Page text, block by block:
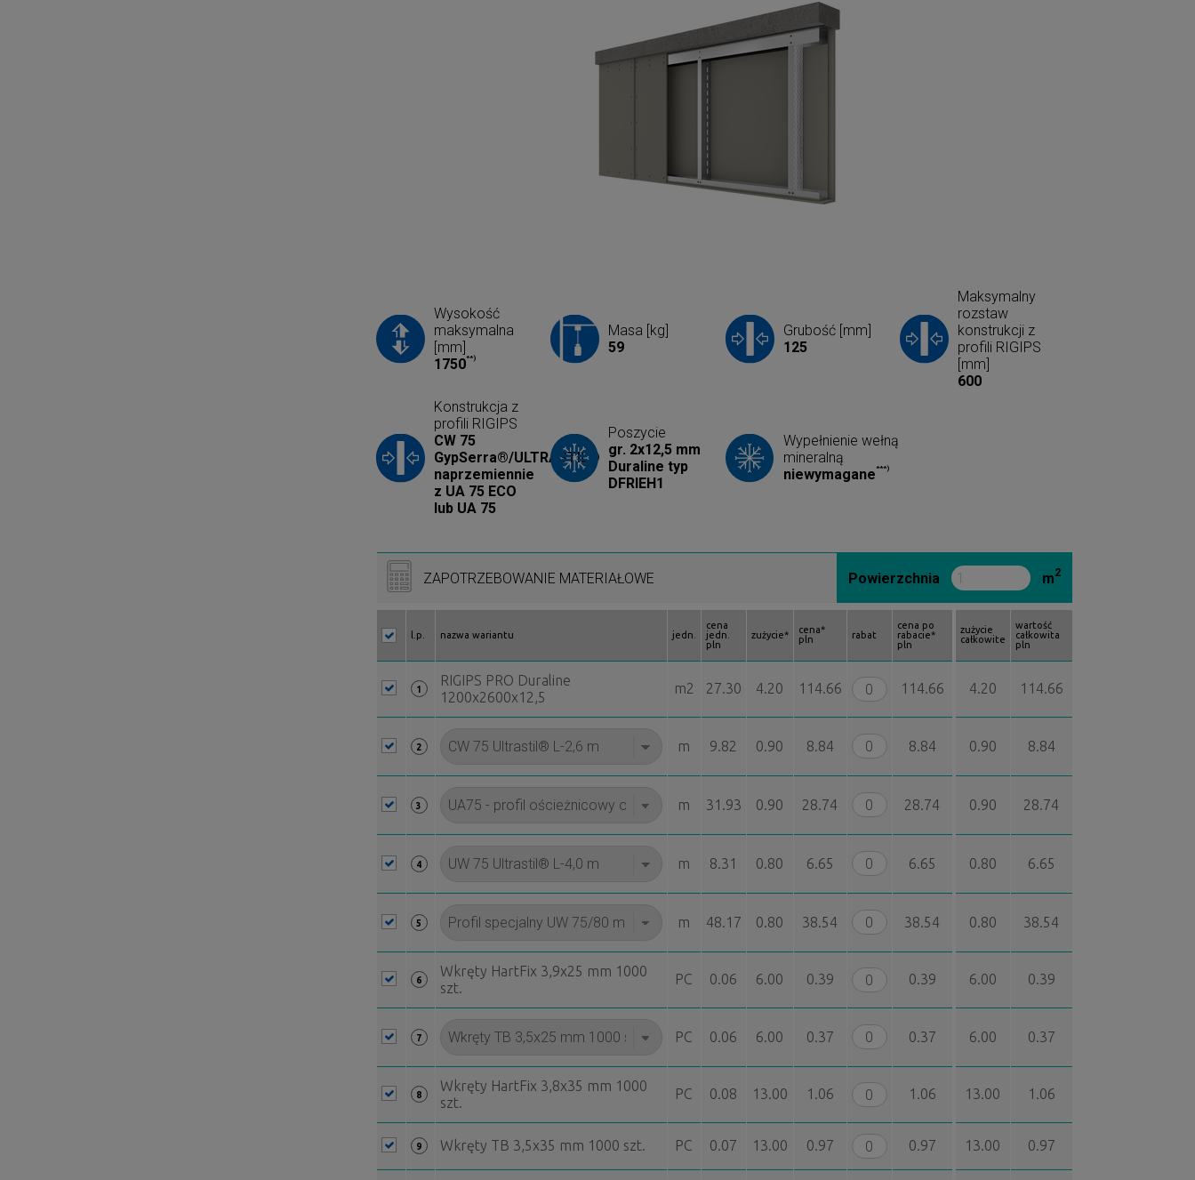
Wysokość
maksymalna
[mm]
1750**)
Masa [kg]
59
Grubość [mm]
125
Maksymalny
rozstaw
konstrukcji z
profili RIGIPS
[mm]
600
Konstrukcja z
profili RIGIPS
CW 75
GypSerra®/ULTRASTIL®
naprzemiennie
z UA 75 ECO
lub UA 75
Poszycie
gr. 2x12,5 mm
Duraline typ
DFRIEH1
Wypełnienie wełną
mineralną
niewymagane***)
ZAPOTRZEBOWANIE MATERIAŁOWE Powierzchnia m2
l.p. nazwa wariantu jedn.
cena
jedn.
pln
zużycie*
cena*
pln
rabat
cena po
rabacie*
pln
zużycie
całkowite
wartość
całkowita
pln
1
RIGIPS PRO Duraline
1200x2600x12,5
m2 27.30 4.20 114.66 114.66 4.20 114.66
2 m 9.82 0.90 8.84 8.84 0.90 8.84
3 m 31.93 0.90 28.74 28.74 0.90 28.74
4 m 8.31 0.80 6.65 6.65 0.80 6.65
5 m 48.17 0.80 38.54 38.54 0.80 38.54
6
Wkręty HartFix 3,9x25 mm 1000
szt.
PC 0.06 6.00 0.39 0.39 6.00 0.39
7 PC 0.06 6.00 0.37 0.37 6.00 0.37
8
Wkręty HartFix 3,8x35 mm 1000
szt.
PC 0.08 13.00 1.06 1.06 13.00 1.06
9 Wkręty TB 3,5x35 mm 1000 szt. PC 0.07 13.00 0.97 0.97 13.00 0.97